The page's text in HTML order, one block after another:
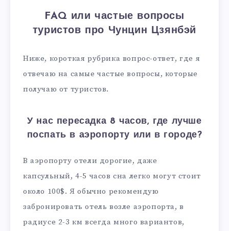
FAQ или частые вопросы
туристов про Чунцин Цзянбэй
Ниже, короткая рубрика вопрос-ответ, где я
отвечаю на самые частые вопросы, которые
получаю от туристов.
У нас пересадка 8 часов, где лучше
поспать в аэропорту или в городе?
В аэропорту отели дорогие, даже
капсульный, 4-5 часов сна легко могут стоит
около 100$. Я обычно рекомендую
забронировать отель возле аэропорта, в
радиусе 2-3 км всегда много вариантов,